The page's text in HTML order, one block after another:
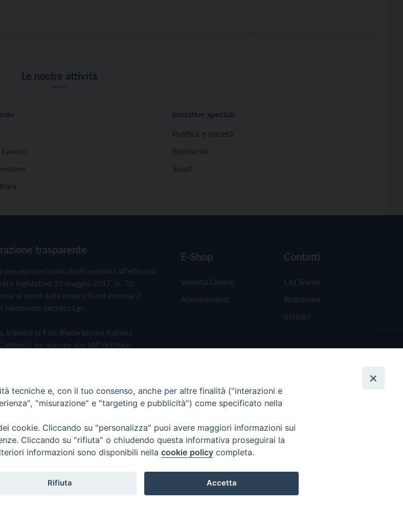
Le nostre attività
Lavoro
Iniziative speciali
Politica e società
Spettacoli
Sport
trasparente
percepisce i contributi pubblici all'editoria
legislativo 15 maggio 2017, n. 70.
ai sensi della lettera f) del comma 2
medesimo decreto Lgs.
tramite la Fisc (Federazione Italiana
ha aderito allo IAP (Istituto
Cookie Policy
E-Shop
Vendita Online
Abbonamenti
Contatti
Chi Siamo
Redazione
Scrivici
tecniche e, con il tuo consenso, anche per altre finalità ("interazioni e
"misurazione" e "targeting e pubblicità") come specificato nella
cookie. Cliccando su "personalizza" puoi avere maggiori informazioni sui
Cliccando su "rifiuta" o chiudendo questa informativa proseguirai la
informazioni sono disponibili nella cookie policy completa.
Rifiuta Accetta